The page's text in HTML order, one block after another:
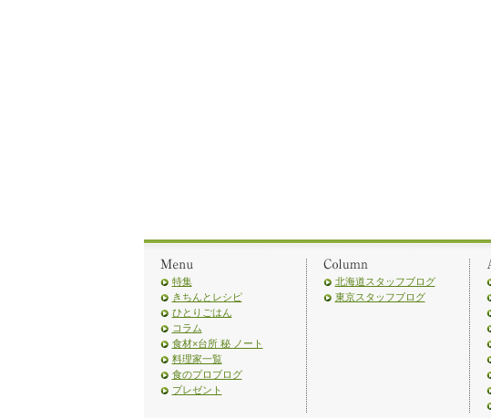
特集
きちんとレシピ
ひとりごはん
コラム
食材×台所 秘 ノート
料理家一覧
食のプロブログ
プレゼント
北海道スタッフブログ
東京スタッフブログ